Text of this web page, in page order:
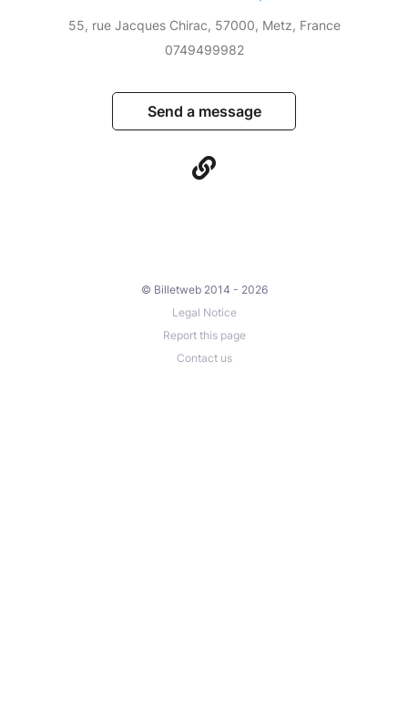
55, rue Jacques Chirac, 57000, Metz, France
0749499982
Send a message
© Billetweb 2014 - 2026
Legal Notice
Report this page
Contact us